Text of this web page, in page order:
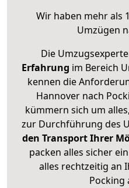
Wir haben mehr als
Umzügen
Die
Erfahrung im Bereich
kennen die
Hannover nach
kümmern sich um
zur Durchführung des
den Transport Ihrer
packen alles sicher
alles rechtzeitig an
Pocking